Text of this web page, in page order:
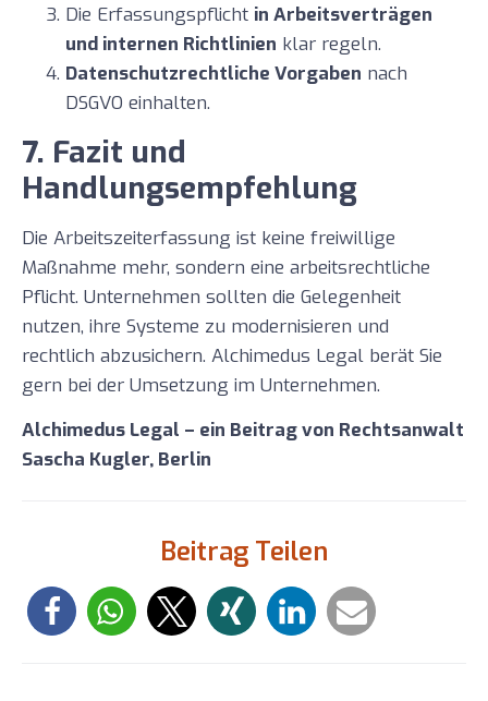
Die Erfassungspflicht in Arbeitsverträgen
und internen Richtlinien klar regeln.
Datenschutzrechtliche Vorgaben nach
DSGVO einhalten.
7. Fazit und
Handlungsempfehlung
Die Arbeitszeiterfassung ist keine freiwillige
Maßnahme mehr, sondern eine arbeitsrechtliche
Pflicht. Unternehmen sollten die Gelegenheit
nutzen, ihre Systeme zu modernisieren und
rechtlich abzusichern. Alchimedus Legal berät Sie
gern bei der Umsetzung im Unternehmen.
Alchimedus Legal – ein Beitrag von Rechtsanwalt
Sascha Kugler, Berlin
Beitrag Teilen